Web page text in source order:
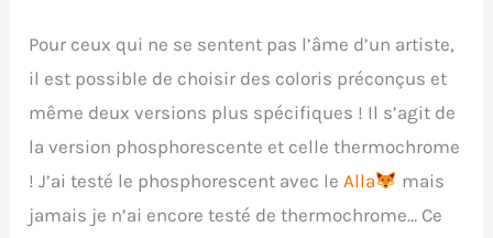
Pour ceux qui ne se sentent pas l’âme d’un artiste,
il est possible de choisir des coloris préconçus et
même deux versions plus spécifiques ! Il s’agit de
la version phosphorescente et celle thermochrome
! J’ai testé le phosphorescent avec leAlla
mais
jamais je n’ai encore testé de thermochrome… Ce